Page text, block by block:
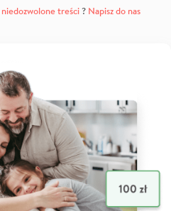
niedozwolone treści? Napisz do nas